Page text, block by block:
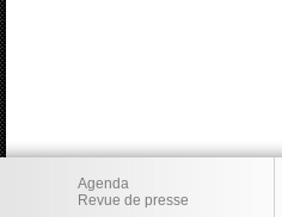
Agenda
Revue de presse